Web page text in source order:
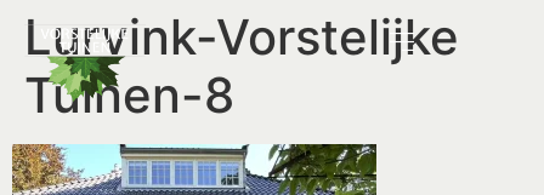
Lurvink-Vorstelijke
Tuinen-8